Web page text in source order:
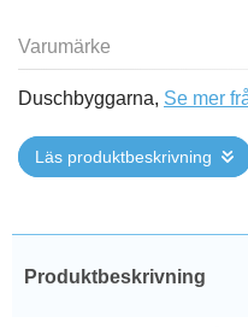
Varumärke
Duschbyggarna, Se mer
Läs produktbeskrivning
Produktbeskrivning